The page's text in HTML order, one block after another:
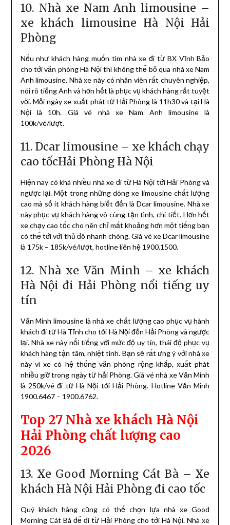
10. Nhà xe Nam Anh limousine –
xe khách limousine Hà Nội Hải
Phòng
Nếu như khách hàng muốn tìm nhà xe đi từ BX Vĩnh Bảo
cho tới văn phòng Hà Nội thì không thể bỏ qua nhà xe Nam
Anh limousine. Nhà xe này có nhân viên rất chuyên nghiệp,
nói rõ tiếng Anh và hơn hết là phục vụ khách hàng rất tuyệt
vời. Mỗi ngày xe xuất phát từ Hải Phòng là 11h30 và tại Hà
Nội là 10h. Giá vé nhà xe Nam Anh limousine là
100k/vé/lượt.
11. Dcar limousine – xe khách chạy
cao tốcHải Phòng Hà Nội
Hiện nay có khá nhiều nhà xe đi từ Hà Nội tới Hải Phòng và
ngược lại. Một trong những dòng xe limousine chất lượng
cao mà số ít khách hàng biết đến là Dcar limousine. Nhà xe
này phục vụ khách hàng vô cùng tận tình, chi tiết. Hơn hết
xe chạy cao tốc cho nên chỉ mất khoảng hơn một tiếng bạn
có thể tới với thủ đô nhanh chóng. Giá vé xe Dcar limousine
là 175k – 185k/vé/lượt, hotline liên hệ 1900.1500.
12. Nhà xe Văn Minh – xe khách
Hà Nội đi Hải Phòng nổi tiếng uy
tín
Văn Minh limousine là nhà xe chất lượng cao phục vụ hành
khách đi từ Hà Tĩnh cho tới Hà Nội đến Hải Phòng và ngược
lại. Nhà xe này nổi tiếng với mức độ uy tín, thái độ phục vụ
khách hàng tận tâm, nhiệt tình. Bạn sẽ rất ưng ý với nhà xe
này vì xe có hệ thống văn phòng rộng khắp, xuất phát
nhiều giờ trong ngày từ hải Phòng. Giá vé nhà xe Văn Minh
là 250k/vé đi từ Hà Nội tới Hải Phòng. Hotline Văn Minh
1900.6467 – 1900.6762.
Top 27 Nhà xe khách Hà Nội
Hải Phòng chất lượng cao
2026
13. Xe Good Morning Cát Bà – Xe
khách Hà Nội Hải Phòng đi cao tốc
Quý khách hàng cũng có thể chọn lựa nhà xe Good
Morning Cát Bà để đi từ Hải Phòng cho tới Hà Nội. Nhà xe